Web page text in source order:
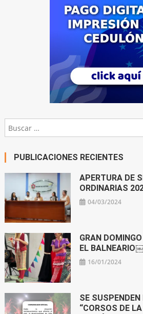
PUBLICACIONES RECIENTES
APERTURA DE
ORDINARIAS
04/03/2024
GRAN
EL BALNEARIO￼
16/01/2024
SE SUSPENDEN
“CORSOS DE